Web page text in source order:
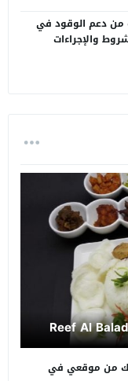
من دعم الوقود في
والإجراءات
من موقعي في